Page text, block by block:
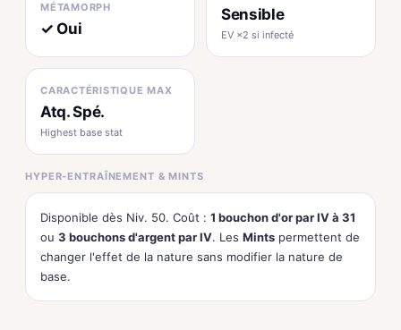
MÉTAMORPH
✓ Oui
Sensible
EV ×2 si infecté
CARACTÉRISTIQUE MAX
Atq. Spé.
Highest base stat
HYPER-ENTRAÎNEMENT & MINTS
Disponible dès Niv. 50. Coût : 1 bouchon d'or par IV à 31
ou 3 bouchons d'argent par IV. Les Mints permettent de
changer l'effet de la nature sans modifier la nature de
base.